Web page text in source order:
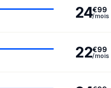
24€99
/mois
22€99
/mois